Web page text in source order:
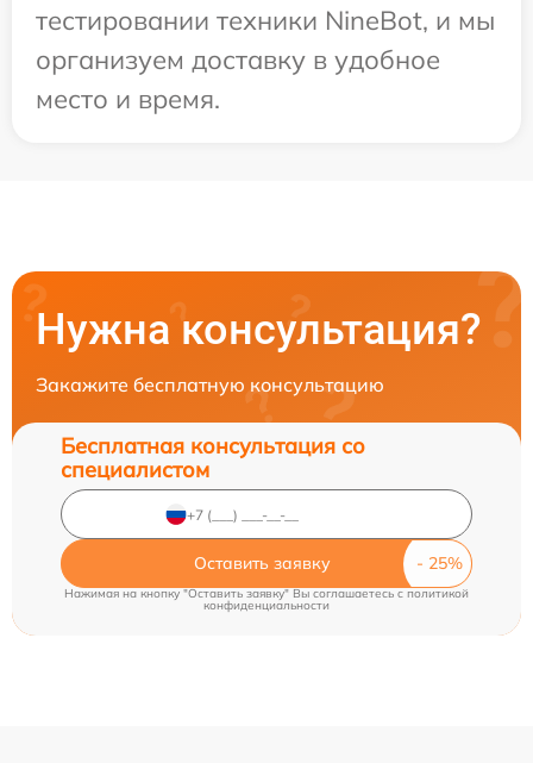
тестировании техники NineBot, и мы
организуем доставку в удобное
место и время.
Нужна консультация?
Закажите бесплатную консультацию
Бесплатная консультация со
специалистом
Оставить заявку
Нажимая на кнопку "Оставить заявку" Вы соглашаетесь c политикой
конфиденциальности